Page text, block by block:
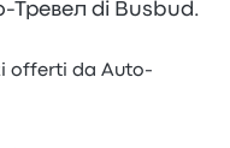
Тревел di Busbud.
offerti da Auto-